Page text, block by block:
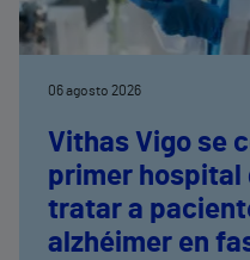
06 agosto 2026
Vithas Vigo se
primer hospital
tratar a
alzhéimer en